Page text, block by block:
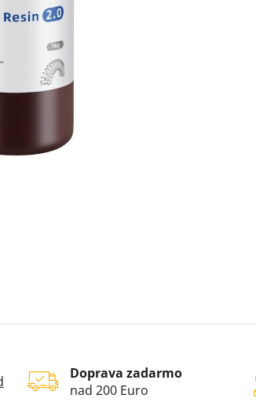
Doprava zadarmo
nad 200 Euro